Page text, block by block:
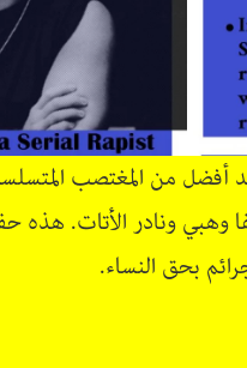
أفضل من المغتصب
وهبي ونادر الأتات.
بحق النساء.